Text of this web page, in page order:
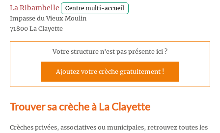
La Ribambelle Centre multi-accueil
Impasse du Vieux Moulin
71800 La Clayette
Votre structure n'est pas présente ici ?
Ajoutez votre crèche gratuitement !
Trouver sa crèche à La Clayette
Crèches privées, associatives ou municipales, retrouvez toutes les